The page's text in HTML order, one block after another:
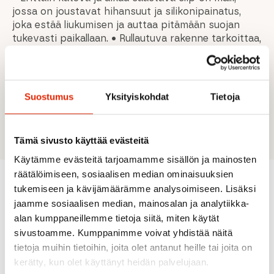
Suostumus Yksityiskohdat Tietoja
Tämä sivusto käyttää evästeitä
Käytämme evästeitä tarjoamamme sisällön ja mainosten
räätälöimiseen, sosiaalisen median ominaisuuksien
tukemiseen ja kävijämäärämme analysoimiseen. Lisäksi
jaamme sosiaalisen median, mainosalan ja analytiikka-
alan kumppaneillemme tietoja siitä, miten käytät
sivustoamme. Kumppanimme voivat yhdistää näitä
tietoja muihin tietoihin, joita olet antanut heille tai joita on
kerätty, kun olet käyttänyt heidän palvelujaan.
jossa on joustavat hihansuut ja silikonipainatus,
joka estää liukumisen ja auttaa pitämään suojan
tukevasti paikallaan. • Rullautuva rakenne tarkoittaa,
että suoja voidaan rullata, kun sitä ei käytetä, tai
säilyttää mukana toimitetussa pussissa tai
toisiinsa yhdistetyt kennosuojat ovat kiinnitetty
verkkotaskuun erinomaisen hengittävyyden ja
Suositeltua sinulle
ALE ALE ALE ALE